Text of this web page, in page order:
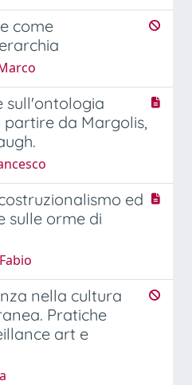
come
sull'ontologia
da Margolis,
ed
sulle orme di
nella cultura
Pratiche
art e